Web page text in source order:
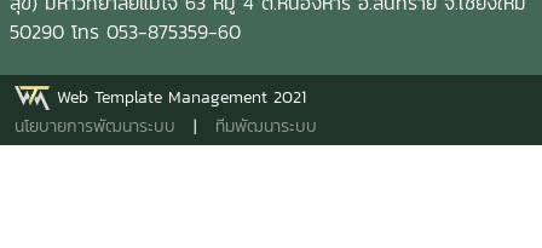
50290 โทร 053-875359-60
Web Template Management 2021
นโยบายการพัฒนาระบบ | ทีมพัฒนาระบบ